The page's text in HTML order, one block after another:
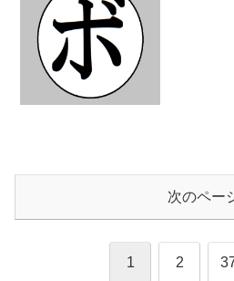
次のペー
1 2